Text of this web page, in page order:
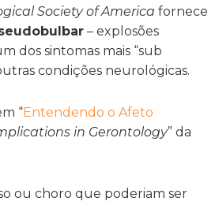
Society of America fornece
– explosões
dos sintomas mais “sub
condições neurológicas.
“Entendendo o Afeto
in Gerontology” da
ou choro que poderiam ser